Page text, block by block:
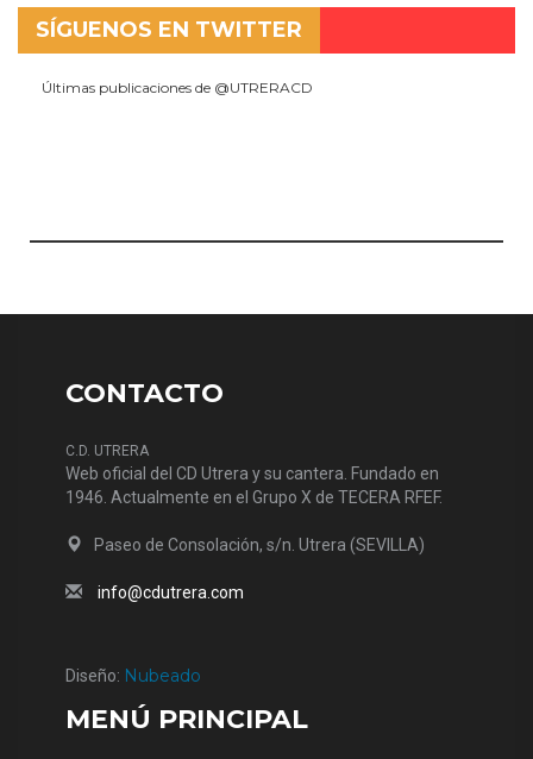
SÍGUENOS EN TWITTER
Últimas publicaciones de @UTRERACD
CONTACTO
C.D. UTRERA
Web oficial del CD Utrera y su cantera. Fundado en
1946. Actualmente en el Grupo X de TECERA RFEF.
Paseo de Consolación, s/n. Utrera (SEVILLA)
info@cdutrera.com
Diseño: Nubeado
MENÚ PRINCIPAL